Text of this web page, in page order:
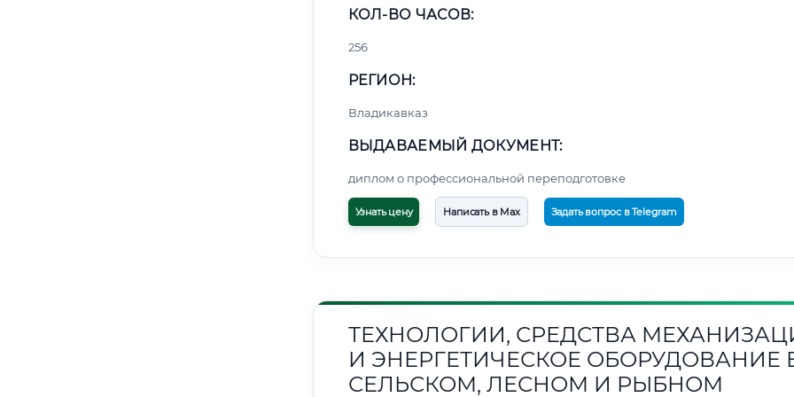
КОЛ-ВО ЧАСОВ:
256
РЕГИОН:
Владикавказ
ВЫДАВАЕМЫЙ ДОКУМЕНТ:
диплом о профессиональной переподготовке
Узнать цену Написать в Max Задать вопрос в Telegram
ТЕХНОЛОГИИ, СРЕДСТВА
И ЭНЕРГЕТИЧЕСКОЕ ОБОРУДОВАНИЕ
СЕЛЬСКОМ, ЛЕСНОМ И РЫБНОМ